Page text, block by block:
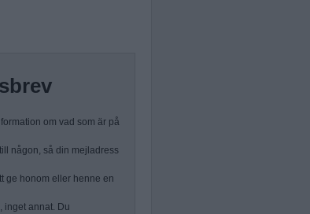
om vad som är på
någon, så din mejladress
ge honom eller henne en
inget annat. Du